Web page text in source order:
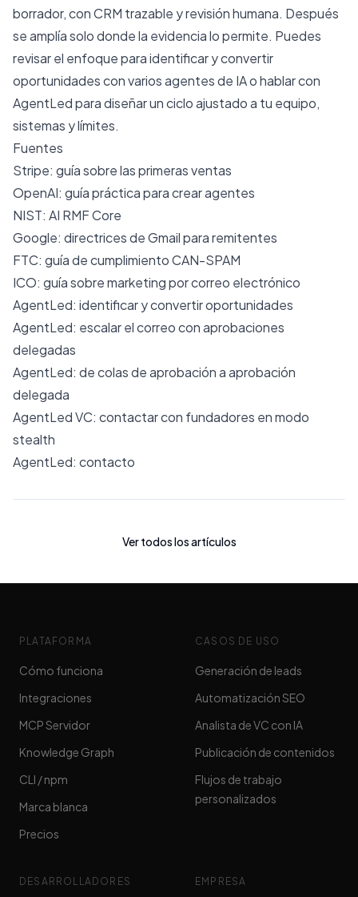
borrador, con CRM trazable y revisión humana. Después
se amplía solo donde la evidencia lo permite. Puedes
revisar el enfoque paraidentificar y convertir
oportunidades con varios agentes de IAohablar con
AgentLedpara diseñar un ciclo ajustado a tu equipo,
sistemas y límites.
Fuentes
Stripe: guía sobre las primeras ventas
OpenAI: guía práctica para crear agentes
NIST: AI RMF Core
Google: directrices de Gmail para remitentes
FTC: guía de cumplimiento CAN-SPAM
ICO: guía sobre marketing por correo electrónico
AgentLed: identificar y convertir oportunidades
AgentLed: escalar el correo con aprobaciones
delegadas
AgentLed: de colas de aprobación a aprobación
delegada
AgentLed VC: contactar con fundadores en modo
stealth
AgentLed: contacto
Ver todos los artículos
PLATAFORMA
Cómo funciona
Integraciones
MCP Servidor
Knowledge Graph
CLI / npm
Marca blanca
Precios
CASOS DE USO
Generación de leads
Automatización SEO
Analista de VC con IA
Publicación de contenidos
Flujos de trabajo
personalizados
DESARROLLADORES EMPRESA